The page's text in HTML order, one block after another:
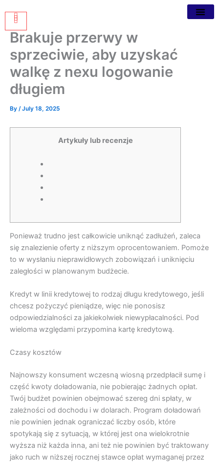
Brakuje przerwy w
sprzeciwie, aby uzyskać
walkę z nexu logowanie
długiem
By /July 18, 2025
Artykuły lub recenzje
Ponieważ trudno jest całkowicie uniknąć zadłużeń, zaleca
się znalezienie oferty z niższym oprocentowaniem. Pomoże
to w wysłaniu nieprawidłowych zobowiązań i uniknięciu
zaległości w planowanym budżecie.
Kredyt w linii kredytowej to rodzaj długu kredytowego, jeśli
chcesz pożyczyć pieniądze, więc nie ponosisz
odpowiedzialności za jakiekolwiek niewypłacalności. Pod
wieloma względami przypomina kartę kredytową.
Czasy kosztów
Najnowszy konsument wczesną wiosną przedpłacił sumę i
część kwoty doładowania, nie pobierając żadnych opłat.
Twój budżet powinien obejmować szereg dni spłaty, w
zależności od dochodu i w dolarach. Program doładowań
nie powinien jednak ograniczać liczby osób, które
spotykają się z sytuacją, w której jest ona wielokrotnie
wyższa niż każda inna, ani też nie powinien być traktowany
jako ruch w niższej rocznej stawce opłat wymaganej przez